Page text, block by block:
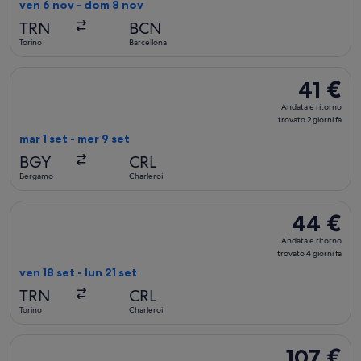
ven 6 nov - dom 8 nov
TRN
Torino
BCN
Barcellona
41 €
Andata
e
41 €
Andata e ritorno
trovato 2 giorni fa
mar 1 set - mer 9 set
BGY
Bergamo
CRL
Charleroi
44 €
Andata
e
44 €
Andata e ritorno
trovato 4 giorni fa
ven 18 set - lun 21 set
TRN
Torino
CRL
Charleroi
107 €